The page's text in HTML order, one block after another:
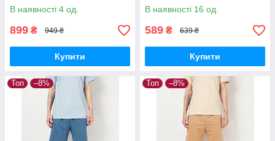
В наявності 4 од.
899 ₴ 949 ₴
Купити
В наявності 16 од.
589 ₴ 639 ₴
Купити
Топ –8% Топ –8%